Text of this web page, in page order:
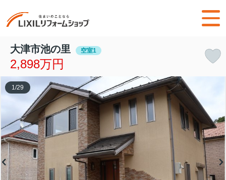
大津市池の里 空室1
2,898万円
1 /29